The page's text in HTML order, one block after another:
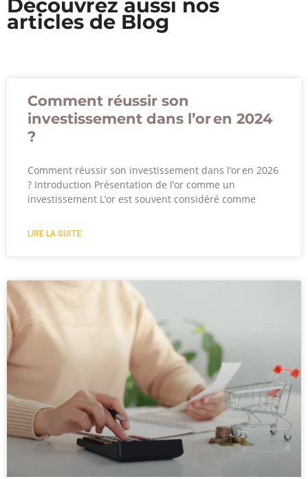
Découvrez aussi nos
articles de Blog
Comment réussir son
investissement dans l’or en 2024
?
Comment réussir son investissement dans l’or en 2026
? Introduction Présentation de l’or comme un
investissement L’or est souvent considéré comme
LIRE LA SUITE